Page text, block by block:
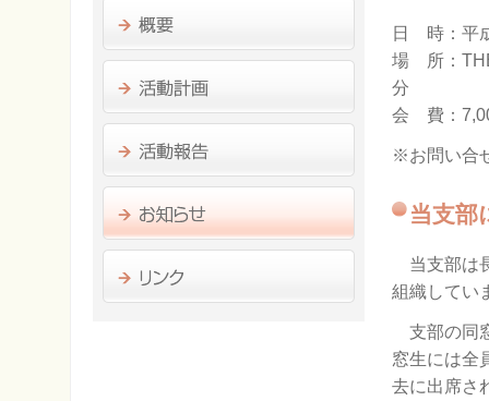
日 時：平
場 所：
分
会 費：
※お問い合
当支部
当支部は
組織してい
支部の同
窓生には全
去に出席さ